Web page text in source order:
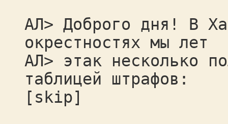
АЛ> Доброго дня! В
окрестностях мы лет
АЛ> этак несколько
таблицей штрафов:
[skip]